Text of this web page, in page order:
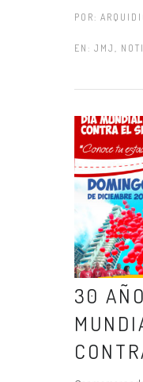
POR:
EN: JMJ
30